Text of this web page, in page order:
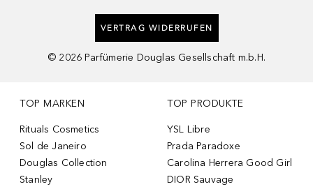
VERTRAG WIDERRUFEN
© 2026 Parfümerie Douglas Gesellschaft m.b.H.
TOP MARKEN
Rituals Cosmetics
Sol de Janeiro
Douglas Collection
Stanley
TOP PRODUKTE
YSL Libre
Prada Paradoxe
Carolina Herrera Good Girl
DIOR Sauvage